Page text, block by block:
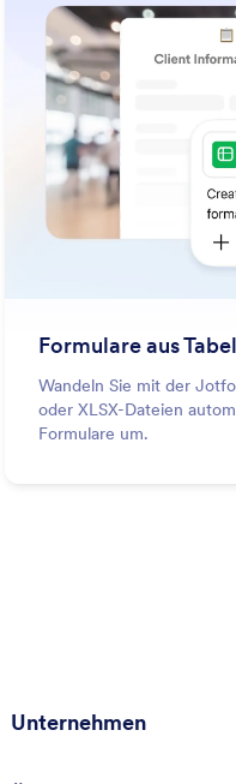
Formulare aus
Wandeln Sie mit der
oder XLSX-Dateien
Formulare um.
Unternehmen